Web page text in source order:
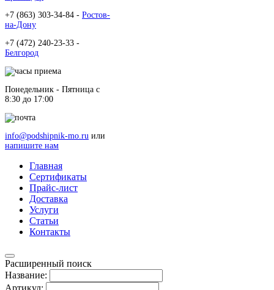
+7 (863) 303-34-84 - Ростов-
на-Дону
+7 (472) 240-23-33 -
Белгород
Понедельник - Пятница c
8:30 до 17:00
info@podshipnik-mo.ru или
напишите нам
Главная
Сертификаты
Прайс-лист
Доставка
Услуги
Статьи
Контакты
Расширенный поиск
Название:
Артикул: